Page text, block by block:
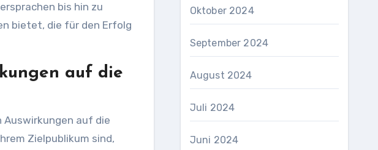
bis hin zu
bietet, die für den Erfolg
auf die
auf die
Zielpublikum sind,
Oktober 2024
September 2024
August 2024
Juli 2024
Juni 2024